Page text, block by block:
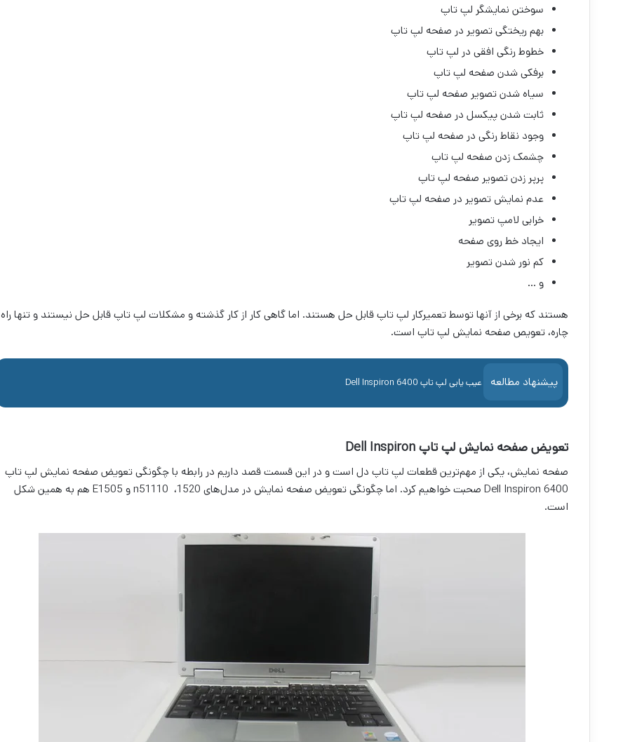
سوختن نمایشگر لپ تاپ
بهم ریختگی تصویر در صفحه لپ تاپ
خطوط رنگی افقی در لپ تاپ
برفکی شدن صفحه لپ تاپ
سیاه شدن تصویر صفحه لپ تاپ
ثابت شدن پیکسل در صفحه لپ تاپ
وجود نقاط رنگی در صفحه لپ تاپ
چشمک زدن صفحه لپ تاپ
پرپر زدن تصویر صفحه لپ تاپ
عدم نمایش تصویر در صفحه لپ تاپ
خرابی لامپ تصویر
ایجاد خط روی صفحه
کم نور شدن تصویر
و …
هستند که برخی از آنها توسط تعمیرکار لپ تاپ قابل حل هستند. اما گاهی کار از کار گذشته و مشکلات لپ تاپ قابل حل نیستند و تنها راه
چاره، تعویص صفحه نمایش لپ تاپ است.
پیشنهاد مطالعه عیب یابی لپ تاپ Dell Inspiron 6400
تعویض صفحه نمایش لپ تاپ Dell Inspiron
صفحه نمایش، یکی از مهم‌ترین قطعات لپ تاپ دل است و در این قسمت قصد داریم در رابطه با چگونگی تعویض صفحه نمایش لپ تاپ
Dell Inspiron 6400 صحبت خواهیم کرد. اما چگونگی تعویض صفحه نمایش در مدل‌های 1520، n51110 و E1505 هم به همین شکل
است.